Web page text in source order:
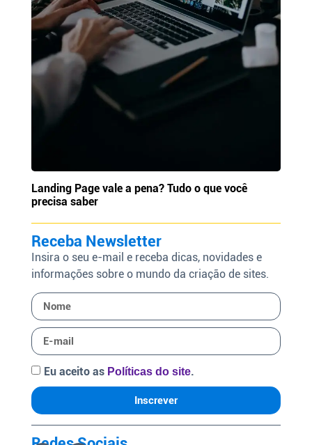
Landing Page vale a pena? Tudo o que você
precisa saber
Receba Newsletter
Insira o seu e-mail e receba dicas, novidades e
informações sobre o mundo da criação de sites.
Eu aceito as Políticas do site.
Inscrever